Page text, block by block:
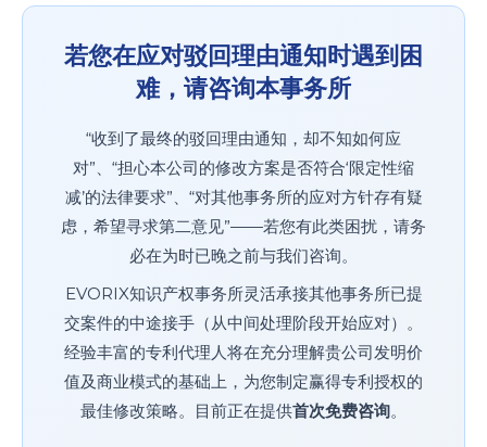
若您在应对驳回理由通知时遇到困
难，请咨询本事务所
“收到了最终的驳回理由通知，却不知如何应
对”、“担心本公司的修改方案是否符合‘限定性缩
减’的法律要求”、“对其他事务所的应对方针存有疑
虑，希望寻求第二意见”——若您有此类困扰，请务
必在为时已晚之前与我们咨询。
EVORIX知识产权事务所灵活承接其他事务所已提
交案件的中途接手（从中间处理阶段开始应对）。
经验丰富的专利代理人将在充分理解贵公司发明价
值及商业模式的基础上，为您制定赢得专利授权的
最佳修改策略。目前正在提供首次免费咨询。